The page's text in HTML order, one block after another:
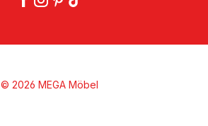
© 2026 MEGA Möbel